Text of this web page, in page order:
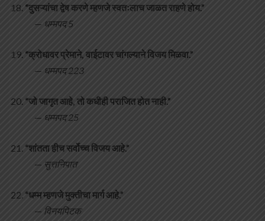
“दुसऱ्यांचा द्वेष करणे म्हणजे स्वतःलाच जाळत राहणे होय.”
— धम्मपद 5
“क्रोधावर प्रेमाने, वाईटावर चांगल्याने विजय मिळवा.”
— धम्मपद 223
“जो जागृत आहे, तो कधीही पराजित होत नाही.”
— धम्मपद 25
“शांतता हीच सर्वोच्च विजय आहे.”
— सुत्तनिपात
“धम्म म्हणजे मुक्तीचा मार्ग आहे.”
— विनयपिटक